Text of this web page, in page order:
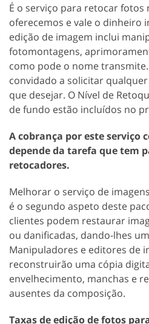
É o serviço para retocar fotos
oferecemos e vale o dinheiro
edição de imagem inclui
fotomontagens,
como pode o nome
convidado a solicitar
que desejar. O Nível de
de fundo estão incluídos no
A cobrança por este serviço
depende da tarefa que tem
retocadores.
Melhorar o serviço de
é o segundo aspeto deste
clientes podem restaurar
ou danificadas, dando-lhes
Manipuladores e editores de
reconstruirão uma cópia
envelhecimento, manchas e
ausentes da composição.
Taxas de edição de fotos